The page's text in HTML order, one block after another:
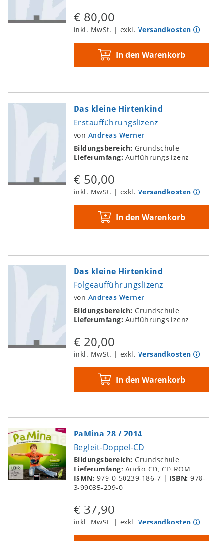
€ 80,00
inkl. MwSt. | exkl. Versandkosten
In den Warenkorb
Das kleine Hirtenkind
Erstaufführungslizenz
von Andreas Werner
Bildungsbereich: Grundschule
Lieferumfang: Aufführungslizenz
€ 50,00
inkl. MwSt. | exkl. Versandkosten
In den Warenkorb
Das kleine Hirtenkind
Folgeaufführungslizenz
von Andreas Werner
Bildungsbereich: Grundschule
Lieferumfang: Aufführungslizenz
€ 20,00
inkl. MwSt. | exkl. Versandkosten
In den Warenkorb
PaMina 28 / 2014
Begleit-Doppel-CD
Bildungsbereich: Grundschule
Lieferumfang: Audio-CD, CD-ROM
ISMN: 979-0-50239-186-7 | ISBN:978-
3-99035-209-0
€ 37,90
inkl. MwSt. | exkl. Versandkosten